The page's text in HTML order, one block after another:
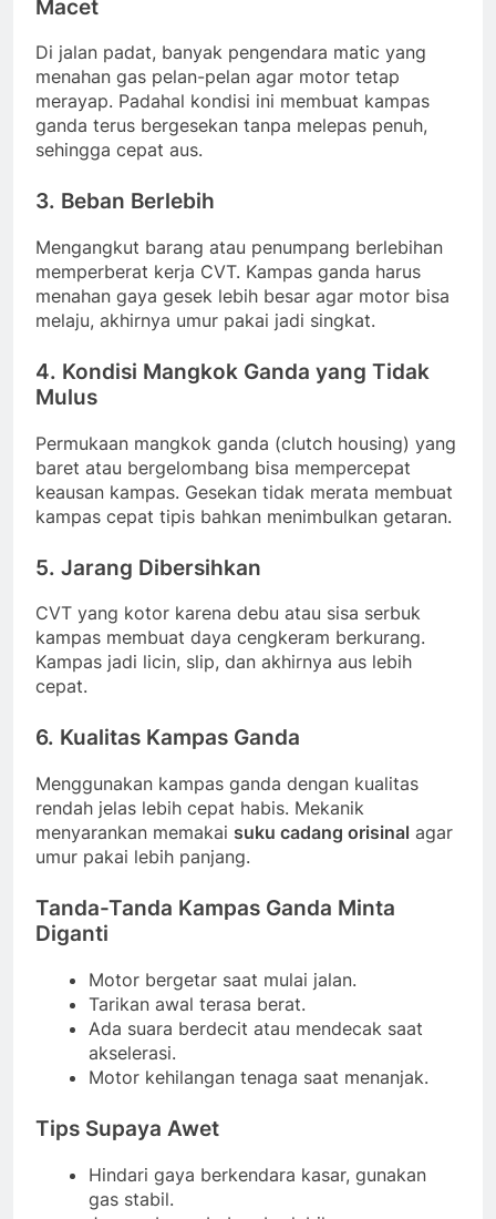
Macet
Di jalan padat, banyak pengendara matic yang
menahan gas pelan-pelan agar motor tetap
merayap. Padahal kondisi ini membuat kampas
ganda terus bergesekan tanpa melepas penuh,
sehingga cepat aus.
3. Beban Berlebih
Mengangkut barang atau penumpang berlebihan
memperberat kerja CVT. Kampas ganda harus
menahan gaya gesek lebih besar agar motor bisa
melaju, akhirnya umur pakai jadi singkat.
4. Kondisi Mangkok Ganda yang Tidak
Mulus
Permukaan mangkok ganda (clutch housing) yang
baret atau bergelombang bisa mempercepat
keausan kampas. Gesekan tidak merata membuat
kampas cepat tipis bahkan menimbulkan getaran.
5. Jarang Dibersihkan
CVT yang kotor karena debu atau sisa serbuk
kampas membuat daya cengkeram berkurang.
Kampas jadi licin, slip, dan akhirnya aus lebih
cepat.
6. Kualitas Kampas Ganda
Menggunakan kampas ganda dengan kualitas
rendah jelas lebih cepat habis. Mekanik
menyarankan memakai suku cadang orisinal agar
umur pakai lebih panjang.
Tanda-Tanda Kampas Ganda Minta
Diganti
Motor bergetar saat mulai jalan.
Tarikan awal terasa berat.
Ada suara berdecit atau mendecak saat
akselerasi.
Motor kehilangan tenaga saat menanjak.
Tips Supaya Awet
Hindari gaya berkendara kasar, gunakan
gas stabil.